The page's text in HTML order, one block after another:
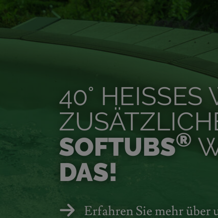
40° HEISSES
SOFTUBS®
DAS!
Erfahren Sie mehr über